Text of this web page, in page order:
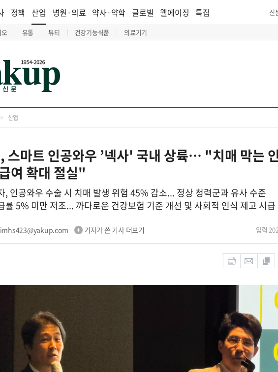
정책 산업
유통 뷰티 건강기능식품 의료기기
병원·의료 약사·약학 글로벌 웰에이징 특집 신
> 산업
스마트 인공와우 ’넥사' 국내 상륙… "치매 막는
여 확대 절실"
, 인공와우 수술 시 치매 발생 위험 45% 감소... 정상 청력군과 유사 수준
률 5% 미만 저조... 까다로운 건강보험 기준 개선 및 사회적 인식 제고 시급
기자가 쓴 기사 더보기 입력